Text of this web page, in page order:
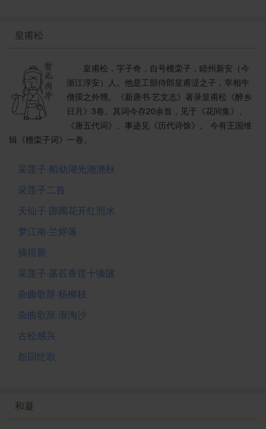
皇甫松
皇甫松，字子奇，自号檀栾子，睦州新安（今
浙江淳安）人。他是工部侍郎皇甫湜之子，宰相牛
僧孺之外甥。《新唐书·艺文志》著录皇甫松《醉乡
日月》3卷。其词今存20余首，见于《花间集》、
《唐五代词》。事迹见《历代诗馀》。 今有王国维
辑《檀栾子词》一卷。
采莲子·船动湖光滟滟秋
采莲子二首
天仙子·踯躅花开红照水
梦江南·兰烬落
摘得新
采莲子·菡萏香莲十顷陂
杂曲歌辞·杨柳枝
杂曲歌辞·浪淘沙
古松感兴
怨回纥歌
和凝